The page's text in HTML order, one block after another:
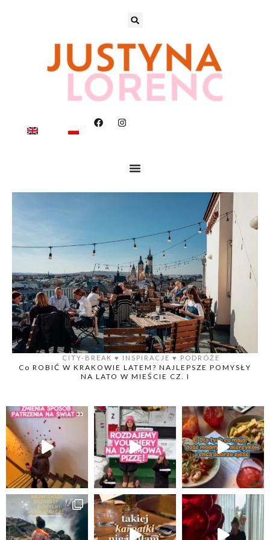
CITY-BREAK ♥️ INSPIRACJE ♥️ PODRÓŻE
Co ROBIĆ W KRAKOWIE LATEM? NAJLEPSZE POMYSŁY
NA LATO W MIEŚCIE CZ. I